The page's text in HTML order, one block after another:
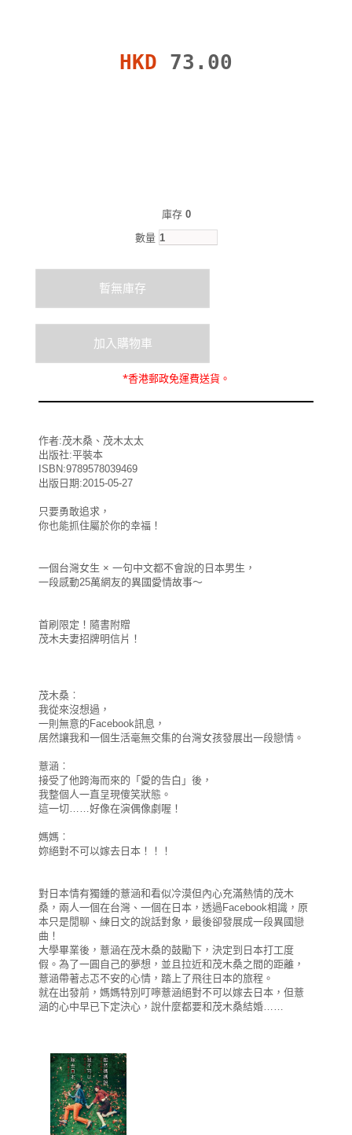
HKD 73.00
庫存 0
數量
*香港郵政免運費送貨。
作者:茂木桑、茂木太太
出版社:平裝本
ISBN:9789578039469
出版日期:2015-05-27
只要勇敢追求，
你也能抓住屬於你的幸福！
一個台灣女生 × 一句中文都不會說的日本男生，
一段感動25萬網友的異國愛情故事～
首刷限定！隨書附贈
茂木夫妻招牌明信片！
茂木桑︰
我從來沒想過，
一則無意的Facebook訊息，
居然讓我和一個生活毫無交集的台灣女孩發展出一段戀情。
薏涵︰
接受了他跨海而來的「愛的告白」後，
我整個人一直呈現傻笑狀態。
這一切……好像在演偶像劇喔！
媽媽︰
妳絕對不可以嫁去日本！！！
對日本情有獨鍾的薏涵和看似冷漠但內心充滿熱情的茂木
桑，兩人一個在台灣、一個在日本，透過Facebook相識，原
本只是閒聊、練日文的說話對象，最後卻發展成一段異國戀
曲！
大學畢業後，薏涵在茂木桑的鼓勵下，決定到日本打工度
假。為了一圓自己的夢想，並且拉近和茂木桑之間的距離，
薏涵帶著忐忑不安的心情，踏上了飛往日本的旅程。
就在出發前，媽媽特別叮嚀薏涵絕對不可以嫁去日本，但薏
涵的心中早已下定決心，說什麼都要和茂木桑結婚……